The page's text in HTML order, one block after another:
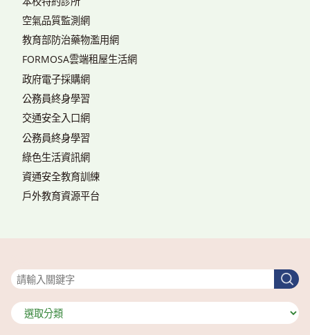
空氣品質監測網
教育部防治藥物濫用網
FORMOSA雲端租屋生活網
政府電子採購網
公務員終身學習
交通安全入口網
公務員終身學習
綠色生活資訊網
資通安全教育訓練
戶外教育資源平台
搜
尋
分
類